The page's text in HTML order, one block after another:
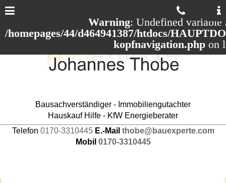
Warning: Undefined variable
/homepages/44/d464941387/htdocs/
kopfnavigation.php on
Bausachverständiger - Immobiliengutachter
Hauskauf Hilfe - KfW Energieberater
Telefon 0170-3310445 E.-Mail thobe@bauexperte.com
Mobil 0170-3310445